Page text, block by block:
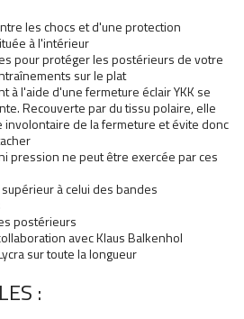
les chocs et d'une protection
à l'intérieur
pour protéger les postérieurs de votre
sur le plat
à l'aide d'une fermeture éclair YKK se
Recouverte par du tissu polaire, elle
involontaire de la fermeture et évite donc
pression ne peut être exercée par ces
à celui des bandes
postérieurs
avec Klaus Balkenhol
sur toute la longueur
: